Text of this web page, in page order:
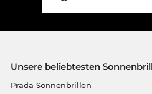
Unsere beliebtesten
Prada Sonnenbrillen